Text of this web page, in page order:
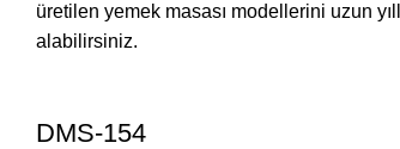
üretilen yemek masası modellerini uzun
alabilirsiniz.
DMS-154